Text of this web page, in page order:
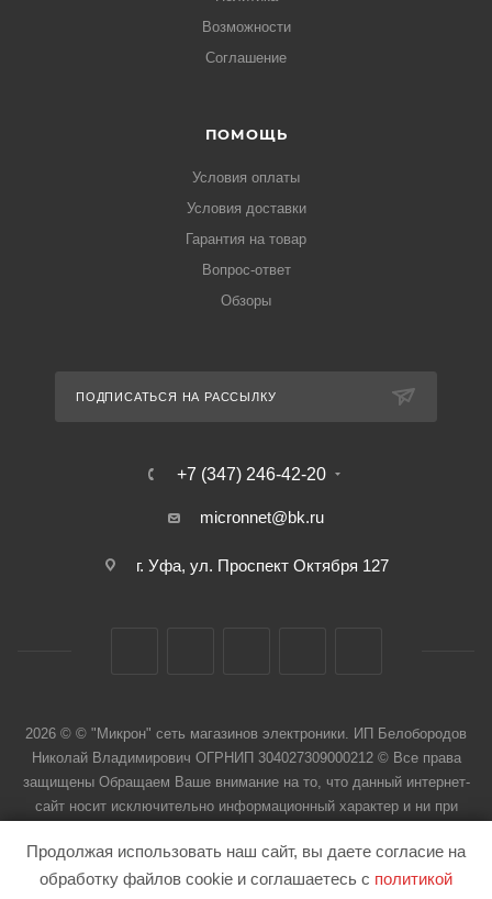
Возможности
Соглашение
ПОМОЩЬ
Условия оплаты
Условия доставки
Гарантия на товар
Вопрос-ответ
Обзоры
ПОДПИСАТЬСЯ НА РАССЫЛКУ
+7 (347) 246-42-20
micronnet@bk.ru
г. Уфа, ул. Проспект Октября 127
2026 © © "Микрон" сеть магазинов электроники. ИП Белобородов
Николай Владимирович ОГРНИП 304027309000212 © Все права
защищены Обращаем Ваше внимание на то, что данный интернет-
сайт носит исключительно информационный характер и ни при
Продолжая использовать наш сайт, вы даете согласие на
обработку файлов cookie и соглашаетесь с политикой